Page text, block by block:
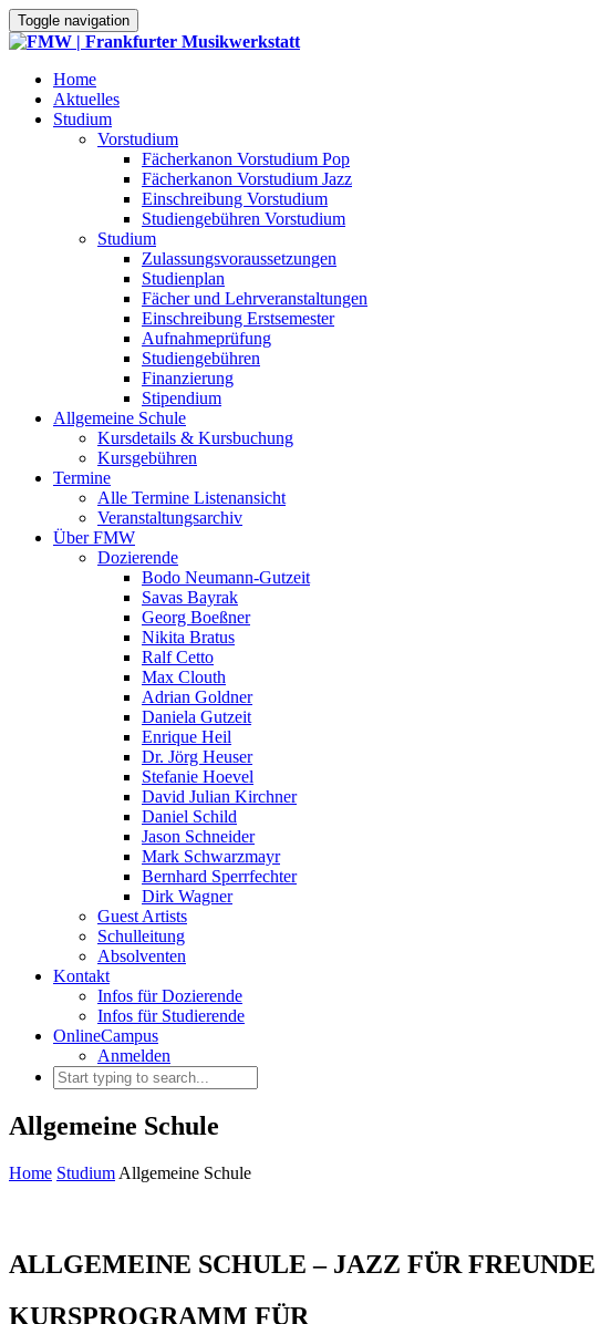
Toggle navigation
Home
Aktuelles
Studium
Vorstudium
Fächerkanon Vorstudium Pop
Fächerkanon Vorstudium Jazz
Einschreibung Vorstudium
Studiengebühren Vorstudium
Studium
Zulassungsvoraussetzungen
Studienplan
Fächer und Lehrveranstaltungen
Einschreibung Erstsemester
Aufnahmeprüfung
Studiengebühren
Finanzierung
Stipendium
Allgemeine Schule
Kursdetails & Kursbuchung
Kursgebühren
Termine
Alle Termine Listenansicht
Veranstaltungsarchiv
Über FMW
Dozierende
Bodo Neumann-Gutzeit
Savas Bayrak
Georg Boeßner
Nikita Bratus
Ralf Cetto
Max Clouth
Adrian Goldner
Daniela Gutzeit
Enrique Heil
Dr. Jörg Heuser
Stefanie Hoevel
David Julian Kirchner
Daniel Schild
Jason Schneider
Mark Schwarzmayr
Bernhard Sperrfechter
Dirk Wagner
Guest Artists
Schulleitung
Absolventen
Kontakt
Infos für Dozierende
Infos für Studierende
OnlineCampus
Anmelden
Allgemeine Schule
Home Studium Allgemeine Schule
ALLGEMEINE SCHULE – JAZZ FÜR FREUNDE
KURSPROGRAMM FÜR